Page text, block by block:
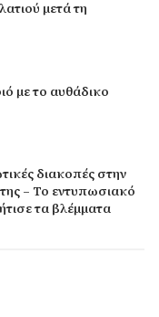
μετά τη
με το αυθάδικο
διακοπές στην
– Το εντυπωσιακό
τα βλέμματα